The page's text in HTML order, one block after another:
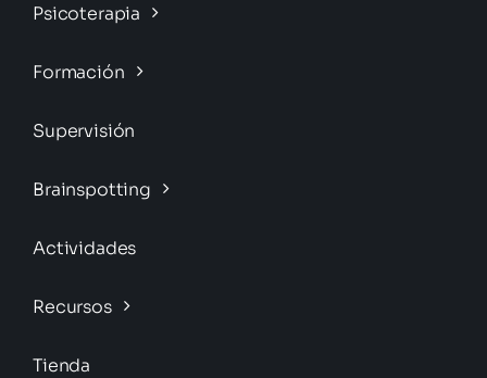
Psicoterapia
Formación
Supervisión
Brainspotting
Actividades
Recursos
Tienda